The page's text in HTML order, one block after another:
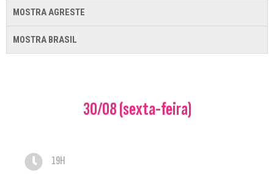
MOSTRA AGRESTE
MOSTRA BRASIL
30/08 (sexta-feira)
19H